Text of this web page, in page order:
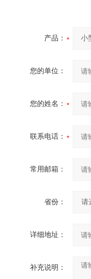
产品：
您的单位：
您的姓名：
联系电话：
常用邮箱：
省份：
详细地址：
补充说明：